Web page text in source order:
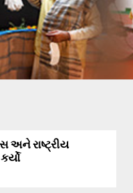
અને રાષ્ટ્રીય